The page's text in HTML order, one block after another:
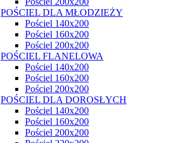
POŚCIEL DLA MŁODZIEŻY
Pościel 140x200
Pościel 160x200
Pościel 200x200
POŚCIEL FLANELOWA
Pościel 140x200
Pościel 160x200
Pościel 200x200
POŚCIEL DLA DOROSŁYCH
Pościel 140x200
Pościel 160x200
Pościel 200x200